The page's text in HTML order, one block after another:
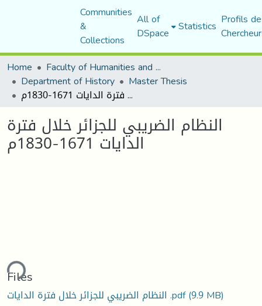
Communities
&
Collections
All of
DSpace Statistics Profils
Home
Faculty of Humanities and Social Sciences
Department of History Master Thesis
النظام الضريبي للجزائر خلال فترة الدايات 1671-1830م
النظام الضريبي للجزائر خلال فترة
الدايات 1671-1830م
Files
النظام الضريبي للجزائر خلال فترة الدايات .pdf(9.9 MB)